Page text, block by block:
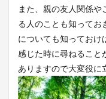
また、親の友人関係
る人のことも知ってお
についても知っておけ
感じた時に尋ねること
ありますので大変役に